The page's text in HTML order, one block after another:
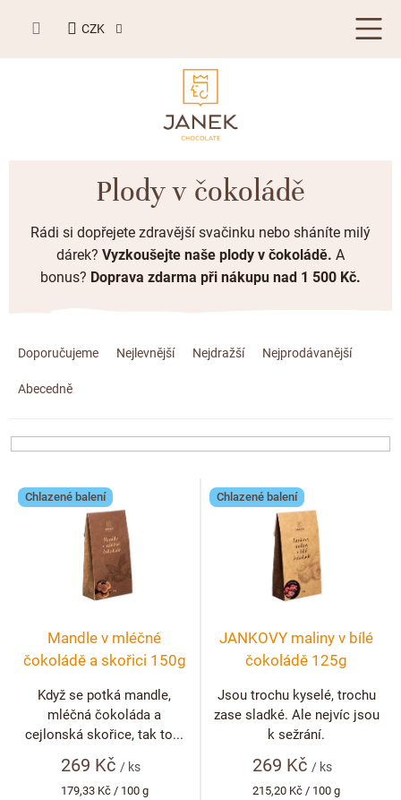
CZK
NÁKUPNÍ
KOŠÍK
BESTSELLERY
TABULKOVÁ ČOKOLÁDA
Plněné čokolády
Mléčná čokoláda
Hořká čokoláda
Bílá čokoláda
BONBONIERY, PRALINKY A LANÝŽE
Nugát
Kusové pralinky a lanýže
Letní dárky ☀️
Svatební čokolády
Ořechový týden 🍫🥜
Návrat do školy
Valentýn ❤
Vánoční čokolády
Exkluzivní (limitované) spolupráce
ZAKÁZKOVÁ VÝROBA
Čokoládová lízátka
Čokoládové figurky
Čokoládové krémy
Cibulové chutney
Proteinová čokoláda
Čokoládové nářadí
Snídaňové kaše
Káva - Coffeespot
Ořechy a ovoce
Kakaové máslo
Kakaová hmota
Čokoládové nápoje
Kokosový cukr
Čokoláda k dalšímu zpracování
Plody v čokoládě
Rádi si dopřejete zdravější svačinku nebo sháníte milý
dárek? Vyzkoušejte naše plody v čokoládě. A
bonus? Doprava zdarma při nákupu nad 1 500 Kč.
n
í
Doporučujeme Nejlevnější Nejdražší Nejprodávanější
Abecedně
V Chlazené balení
Mandle v mléčné
čokoládě a skořici 150g
269 Kč / ks
Měrná
179,33 Kč / 100 g
Když se potká mandle,
mléčná čokoláda a
cejlonská skořice, tak to...
Chlazené balení
JANKOVY maliny v bílé
čokoládě 125g
269 Kč/ ks
Měrná
215,20 Kč / 100 g
Jsou trochu kyselé, trochu
zase sladké. Ale nejvíc jsou
k sežrání.